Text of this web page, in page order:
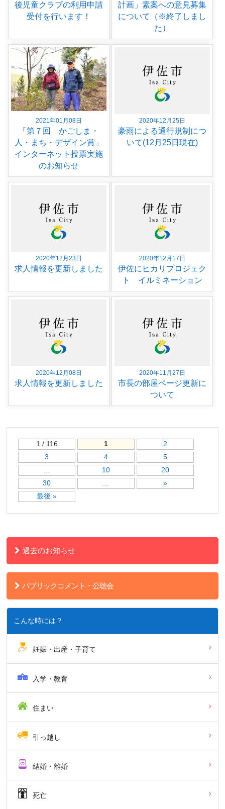
後児童クラブの利用申請
受付を行います！
計画」素案への意見募集
について（※終了しまし
た）
2021年01月08日
「第７回 かごしま・
人・まち・デザイン賞」
インターネット投票実施
のお知らせ
2020年12月25日
豪雨による通行規制につ
いて(12月25日現在)
2020年12月23日
求人情報を更新しました
2020年12月17日
伊佐にヒカリプロジェク
ト イルミネーション
2020年12月08日
求人情報を更新しました
2020年11月27日
市長の部屋ページ更新に
ついて
1 / 116 1
2
3
4
5
...
10
20
30
...
»
最後 »
過去のお知らせ
パブリックコメント・公聴会
こんな時には？
妊娠・出産・子育て
入学・教育
住まい
引っ越し
結婚・離婚
死亡